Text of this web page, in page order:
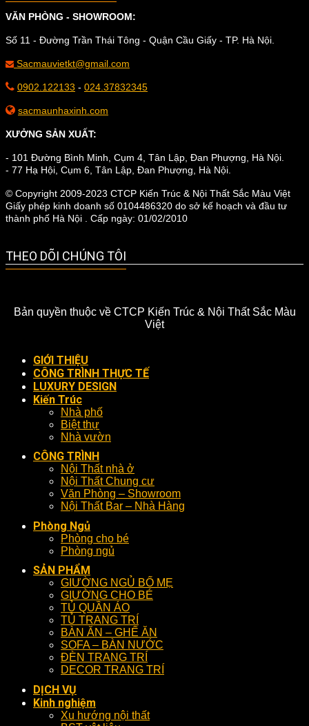
VĂN PHÒNG - SHOWROOM:
Số 11 - Đường Trần Thái Tông - Quận Cầu Giấy - TP. Hà Nội.
Sacmauvietkt@gmail.com
0902.122133 - 024.37832345
sacmaunhaxinh.com
XƯỞNG SẢN XUẤT:
- 101 Đường Bình Minh, Cụm 4, Tân Lập, Đan Phượng, Hà Nội.
- 77 Hạ Hội, Cụm 6, Tân Lập, Đan Phượng, Hà Nội.
© Copyright 2009-2023 CTCP Kiến Trúc & Nội Thất Sắc Màu Việt
Giấy phép kinh doanh số 0104486320 do sở kế hoạch và đầu tư
thành phố Hà Nội . Cấp ngày: 01/02/2010
THEO DÕI CHÚNG TÔI
Bản quyền thuộc về CTCP Kiến Trúc & Nội Thất Sắc Màu
Việt
GIỚI THIỆU
CÔNG TRÌNH THỰC TẾ
LUXURY DESIGN
Kiến Trúc
Nhà phố
Biệt thự
Nhà vườn
CÔNG TRÌNH
Nội Thất nhà ở
Nội Thất Chung cư
Văn Phòng – Showroom
Nội Thất Bar – Nhà Hàng
Phòng Ngủ
Phòng cho bé
Phòng ngủ
SẢN PHẨM
GIƯỜNG NGỦ BỐ MẸ
GIƯỜNG CHO BÉ
TỦ QUẦN ÁO
TỦ TRANG TRÍ
BÀN ĂN – GHẾ ĂN
SOFA – BÀN NƯỚC
ĐÈN TRANG TRÍ
DECOR TRANG TRÍ
DỊCH VỤ
Kinh nghiệm
Xu hướng nội thất